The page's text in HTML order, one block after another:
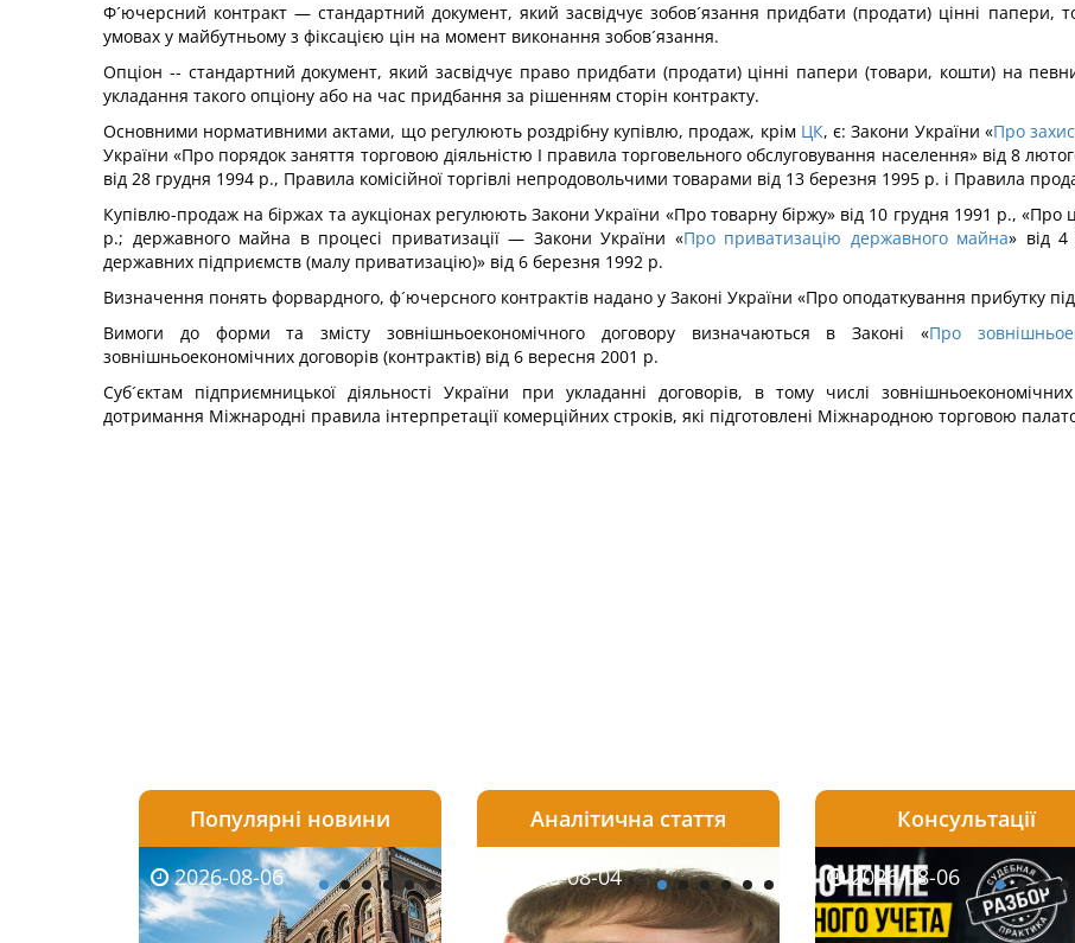
Ф´ючерсний контракт — стандартний документ, який засвідчує зобов´язання придбати (продати) цінні
умовах у майбутньому з фіксацією цін на момент виконання зобов´язання.
Опціон -- стандартний документ, який засвідчує право придбати (продати) цінні папери (товари, кошти) на
укладання такого опціону або на час придбання за рішенням сторін контракту.
Основними нормативними актами, що регулюють роздрібну купівлю, продаж, крім ЦК, є: Закони України «Про
України «Про порядок заняття торговою діяльністю І правила торговельного обслуговування населення» від 8
від 28 грудня 1994 р., Правила комісійної торгівлі непродовольчими товарами від 13 березня 1995 р. і Правила
Купівлю-продаж на біржах та аукціонах регулюють Закони України «Про товарну біржу» від 10 грудня 1991 р., «Про
р.; державного майна в процесі приватизації — Закони України «Про приватизацію державного майна» від
державних підприємств (малу приватизацію)» від 6 березня 1992 р.
Визначення понять форвардного, ф´ючерсного контрактів надано у Законі України «Про оподаткування прибутку
Вимоги до форми та змісту зовнішньоекономічного договору визначаються в Законі «Про
зовнішньоекономічних договорів (контрактів) від 6 вересня 2001 р.
Суб´єктам підприємницької діяльності України при укладанні договорів, в тому числі
дотримання Міжнародні правила інтерпретації комерційних строків, які підготовлені Міжнародною торговою
Популярні новини
2026-08-06 2026-08-06 2026-08-06
Аналітична стаття
2026-08-03 2026-08-04 2026-08-04
Консультації
2026-08-05 2026-08-06
2026-07-30